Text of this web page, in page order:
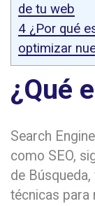
de tu web
4 ¿Por qué
optimizar
¿Qué
Search
como SEO,
de
técnicas para